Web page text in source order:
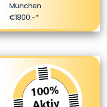
München
€1800.-*